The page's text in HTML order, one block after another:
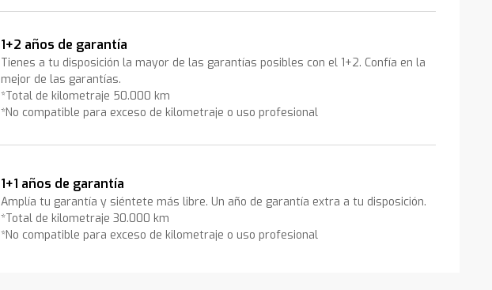
1+2 años de garantía
Tienes a tu disposición la mayor de las garantías posibles con el 1+2. Confía en la
mejor de las garantías.
*Total de kilometraje 50.000 km
*No compatible para exceso de kilometraje o uso profesional
1+1 años de garantía
Amplía tu garantía y siéntete más libre. Un año de garantía extra a tu disposición.
*Total de kilometraje 30.000 km
*No compatible para exceso de kilometraje o uso profesional